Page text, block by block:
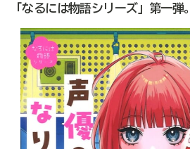
「なるには物語シリーズ」第一弾。